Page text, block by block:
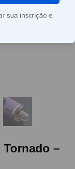
Tornado –
sua inscrição e